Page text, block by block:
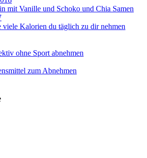
mit Vanille und Schoko und Chia Samen
viele Kalorien du täglich zu dir nehmen
ohne Sport abnehmen
zum Abnehmen